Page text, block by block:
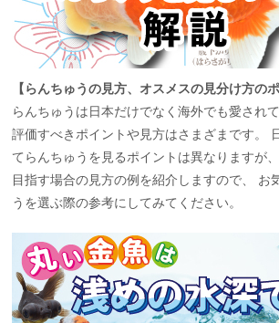
【らんちゅうの見方、オスメスの見分け方のポ
らんちゅうは日本だけでなく海外でも愛され
評価すべきポイントや見方はさまざまです。
てらんちゅうを見るポイントは異なりますが
目指す場合の見方の例を紹介しますので、 お
うを選ぶ際の参考にしてみてください。